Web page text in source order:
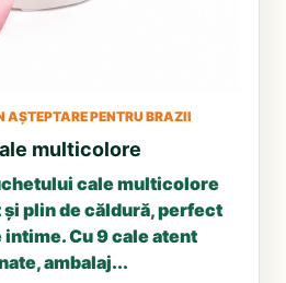
AȘTEPTARE PENTRU BRAZII
multicolore
cale multicolore
plin de căldură, perfect
Cu 9 cale atent
ambalaj...